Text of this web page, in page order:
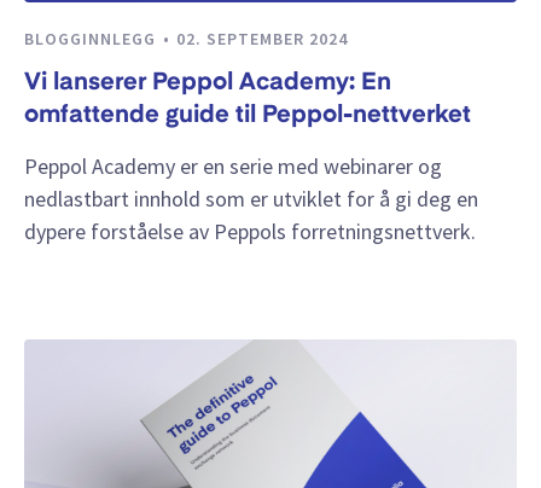
BLOGGINNLEGG 02. SEPTEMBER 2024
Vi lanserer Peppol Academy: En
omfattende guide til Peppol-nettverket
Peppol Academy er en serie med webinarer og
nedlastbart innhold som er utviklet for å gi deg en
dypere forståelse av Peppols forretningsnettverk.